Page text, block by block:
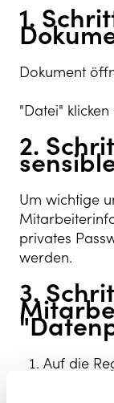
1.
Dokument
"Datei"
2.
Um wichtige
privates
werden.
3.
Auf die
Die